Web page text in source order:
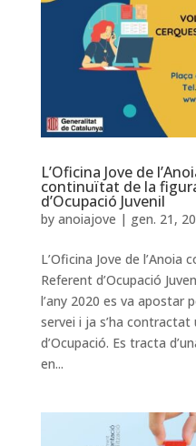
L’Oficina Jove de
continuïtat de la
d’Ocupació Juvenil
by anoiajove | gen. 21,
L’Oficina Jove de
Referent d’Ocupació
l’any 2020 es va apostar
servei i ja s’ha
d’Ocupació. Es tracta
en...